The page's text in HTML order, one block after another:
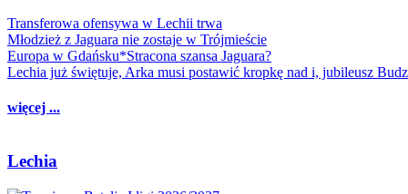
Transferowa ofensywa w Lechii trwa
Młodzież z Jaguara nie zostaje w Trójmieście
Europa w Gdańsku*Stracona szansa Jaguara?
Lechia już świętuje, Arka musi postawić kropkę nad i, jubileusz
więcej ...
Lechia